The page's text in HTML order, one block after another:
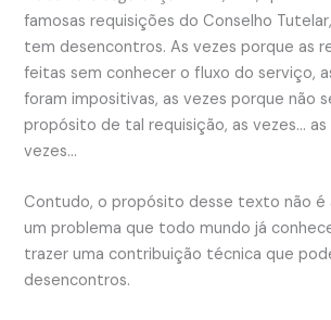
famosas requisições do Conselho
tem desencontros. As vezes porque as
feitas sem conhecer o fluxo do serviço,
foram impositivas, as vezes porque não
propósito de tal requisição, as vezes… as
vezes…
Contudo, o propósito desse texto não é
um problema que todo mundo já
trazer uma contribuição técnica que
desencontros.